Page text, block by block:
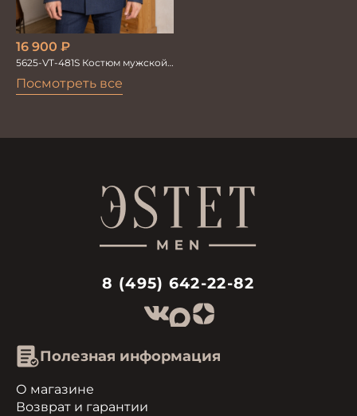
Посмотреть все
16 900 ₽
5625-VT-481S Костюм мужской
8 (495) 642-22-82
Полезная информация
О магазине
Возврат и гарантии